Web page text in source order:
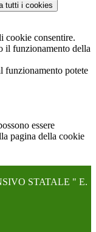
tutti i cookies
cookie consentire.
il funzionamento della
funzionamento potete
essere
pagina della cookie
STATALE " E.